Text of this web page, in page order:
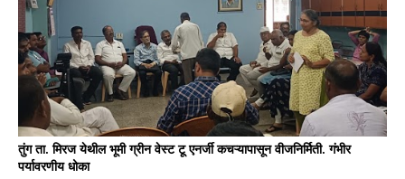
तुंग ता. मिरज येथील भूमी ग्रीन वेस्ट टू एनर्जी कचऱ्यापासून वीजनिर्मिती. गंभीर
पर्यावरणीय धोका